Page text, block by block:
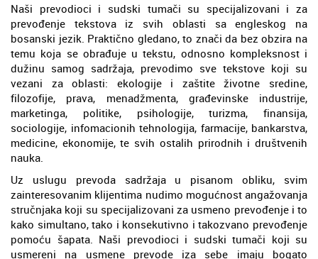
Naši prevodioci i sudski tumači su specijalizovani i za
prevođenje tekstova iz svih oblasti sa engleskog na
bosanski jezik. Praktično gledano, to znači da bez obzira na
temu koja se obrađuje u tekstu, odnosno kompleksnost i
dužinu samog sadržaja, prevodimo sve tekstove koji su
vezani za oblasti: ekologije i zaštite životne sredine,
filozofije, prava, menadžmenta, građevinske industrije,
marketinga, politike, psihologije, turizma, finansija,
sociologije, infomacionih tehnologija, farmacije, bankarstva,
medicine, ekonomije, te svih ostalih prirodnih i društvenih
nauka.
Uz uslugu prevoda sadržaja u pisanom obliku, svim
zainteresovanim klijentima nudimo mogućnost angažovanja
stručnjaka koji su specijalizovani za usmeno prevođenje i to
kako simultano, tako i konsekutivno i takozvano prevođenje
pomoću šapata. Naši prevodioci i sudski tumači koji su
usmereni na usmene prevode iza sebe imaju bogato